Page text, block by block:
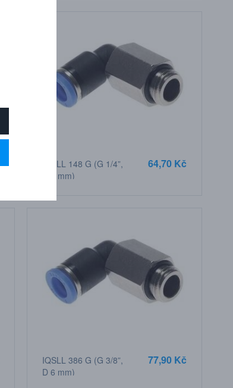
IQSLL 148 G (G 1/4”,
D 8 mm)
64,70 Kč
IQSLL 386 G (G 3/8”,
D 6 mm)
77,90 Kč